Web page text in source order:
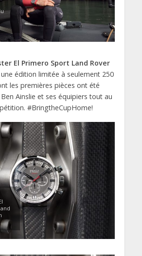
El Primero Sport Land Rover
édition limitée à seulement 250
les premières pièces ont été
Ainslie et ses équipiers tout au
#BringtheCupHome!